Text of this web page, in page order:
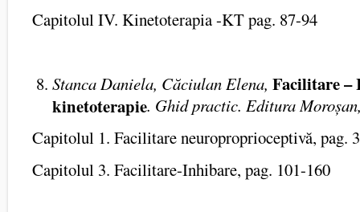
Capitolul IV. Kinetoterapia -KT pag. 87-94
Stanca Daniela, Căciulan Elena, Facilitare
kinetoterapie. Ghid practic. Editura
Capitolul 1. Facilitare neuroproprioceptivă, pag.
Capitolul 3. Facilitare-Inhibare, pag. 101-160